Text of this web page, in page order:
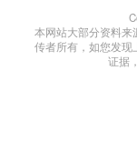
本网站大部分资料来
传者所有，如您发现
证据